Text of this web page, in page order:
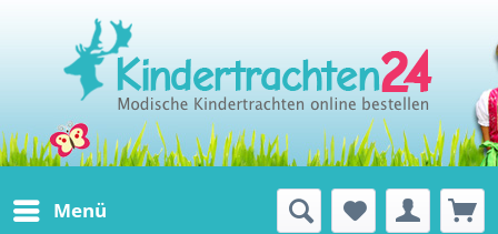
Menü